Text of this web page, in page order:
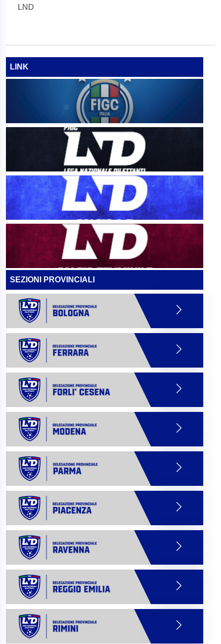
LND
LINK
SEZIONI PROVINCIALI